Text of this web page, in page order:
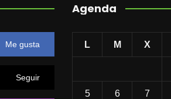
Me gusta
Seguir
Agenda
L M X
5 6 7